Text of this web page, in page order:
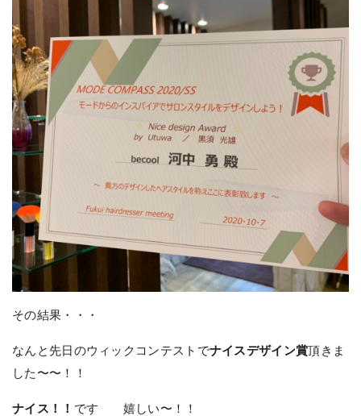
その結果・・・
なんと先日のウィックコンテストでナイスデザイン賞頂きま
した〜〜！！
ナイス！！ です 嬉しい〜！！